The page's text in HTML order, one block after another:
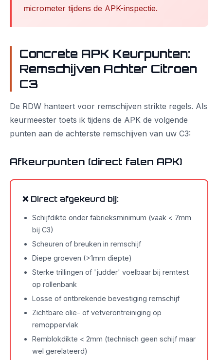
micrometer tijdens de APK-inspectie.
Concrete APK Keurpunten:
Remschijven Achter Citroen
C3
De RDW hanteert voor remschijven strikte regels. Als
keurmeester toets ik tijdens de APK de volgende
punten aan de achterste remschijven van uw C3:
Afkeurpunten (direct falen APK)
❌ Direct afgekeurd bij:
Schijfdikte onder fabrieksminimum (vaak < 7mm
bij C3)
Scheuren of breuken in remschijf
Diepe groeven (>1mm diepte)
Sterke trillingen of 'judder' voelbaar bij remtest
op rollenbank
Losse of ontbrekende bevestiging remschijf
Zichtbare olie- of vetverontreiniging op
remoppervlak
Remblokdikte < 2mm (technisch geen schijf maar
wel gerelateerd)